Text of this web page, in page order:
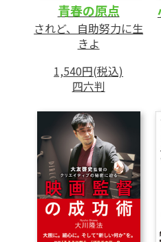
青春の原点
されど、自助努力に生
きよ
1,540円(税込)
四六判